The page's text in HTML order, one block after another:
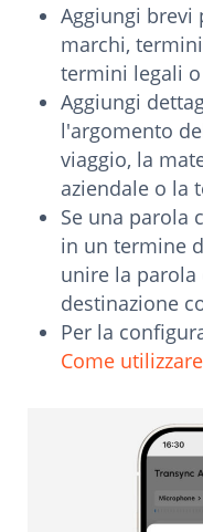
Aggiungi brevi
marchi,
termini legali
Aggiungi
l'argomento
viaggio, la
aziendale o la
Se una parola
in un termine
unire la
destinazione
Per la
Come